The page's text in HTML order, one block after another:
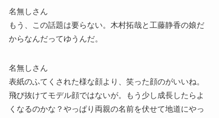
名無しさん
もう、この話題は要らない。木村拓哉と工藤静香の娘だ
からなんだってゆうんだ。
名無しさん
表紙のふてくされた様な顔より、笑った顔のがいいね。
飛び抜けてモデル顔ではないが。もう少し成長したらよ
くなるのかな？やっぱり両親の名前を伏せて地道にやっ